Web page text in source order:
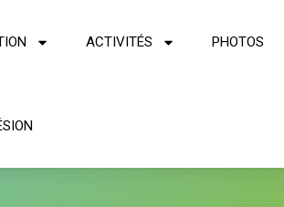
ACTIVITÉS PHOTOS